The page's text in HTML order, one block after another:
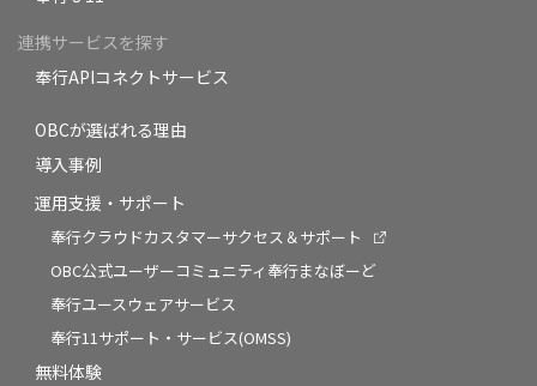
連携サービスを探す
奉行APIコネクトサービス
OBCが選ばれる理由
導入事例
運用支援・サポート
奉行クラウドカスタマーサクセス＆サポート
OBC公式ユーザーコミュニティ奉行まなぼーど
奉行ユースウェアサービス
奉行11サポート・サービス(OMSS)
無料体験